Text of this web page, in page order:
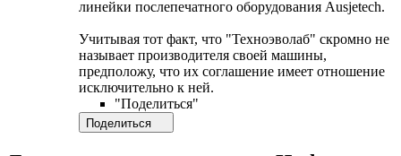
линейки послепечатного оборудования Ausjetech.
Учитывая тот факт, что "Техноэволаб" скромно не
называет производителя своей машины,
предположу, что их соглашение имеет отношение
исключительно к ней.
​​"Поделиться"
Поделиться